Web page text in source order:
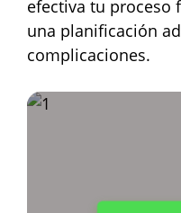
efectiva tu proceso
una planificación
complicaciones.